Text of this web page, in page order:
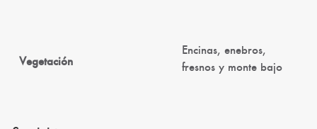
Vegetación
Encinas, enebros,
fresnos y monte bajo